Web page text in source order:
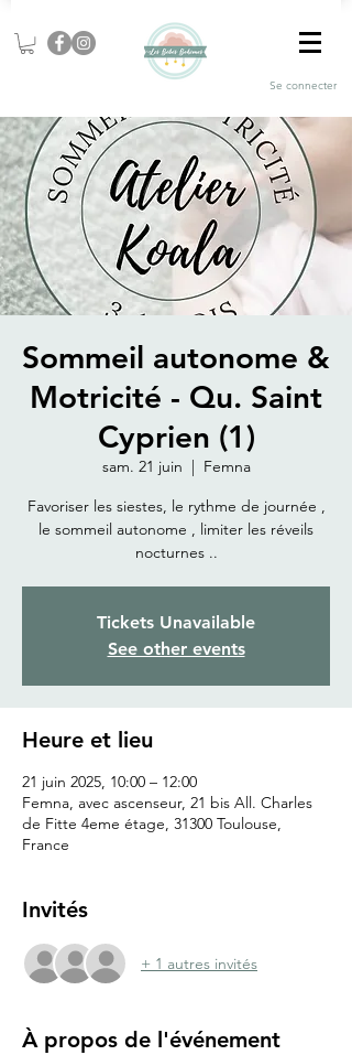
Se connecter
Sommeil autonome &
Motricité - Qu. Saint
Cyprien (1)
sam. 21 juin
  |
Femna
Favoriser les siestes, le rythme de journée ,
le sommeil autonome , limiter les réveils
nocturnes ..
Tickets Unavailable
See other events
Heure et lieu
21 juin 2025, 10:00 – 12:00
Femna, avec ascenseur, 21 bis All. Charles
de Fitte 4eme étage, 31300 Toulouse,
France
Invités
+ 1 autres invités
À propos de l'événement